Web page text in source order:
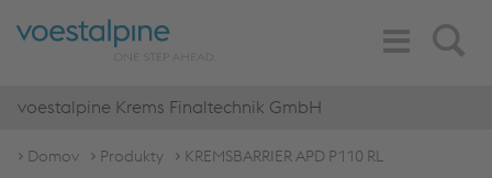
Search
Toggle
Navigation
voestalpine Krems Finaltechnik GmbH
Domov Produkty KREMSBARRIER APD P110 RL